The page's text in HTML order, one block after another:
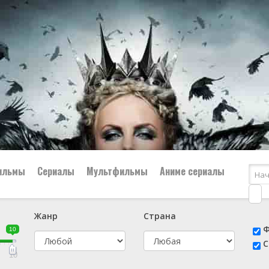
👨‍✈️ Военный
🕵️‍♂️ Детектив
Сериалы Мультфильмы Аниме сериалы
10
10
Жанр
Страна